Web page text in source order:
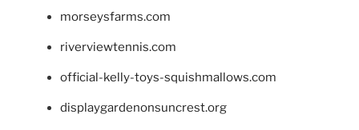
morseysfarms.com
riverviewtennis.com
official-kelly-toys-squishmallows.com
displaygardenonsuncrest.org